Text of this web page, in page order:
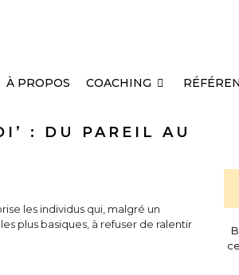
À PROPOS COACHING
: DU PAREIL AU
les individus qui, malgré un
plus basiques, à refuser de ralentir